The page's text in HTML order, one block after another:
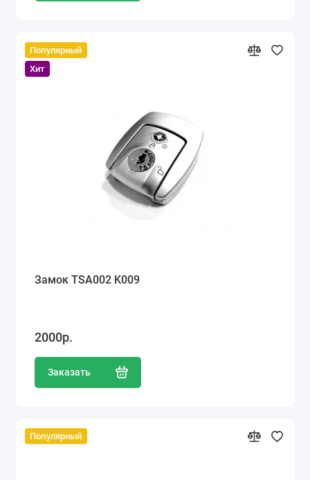
Популярный
Хит
Замок TSA002 K009
2000р.
Заказать
Популярный